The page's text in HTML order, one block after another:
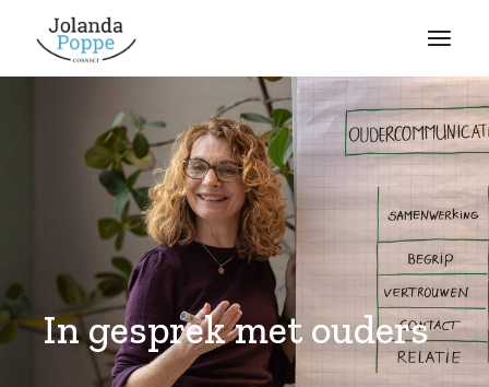
In gesprek met ouders